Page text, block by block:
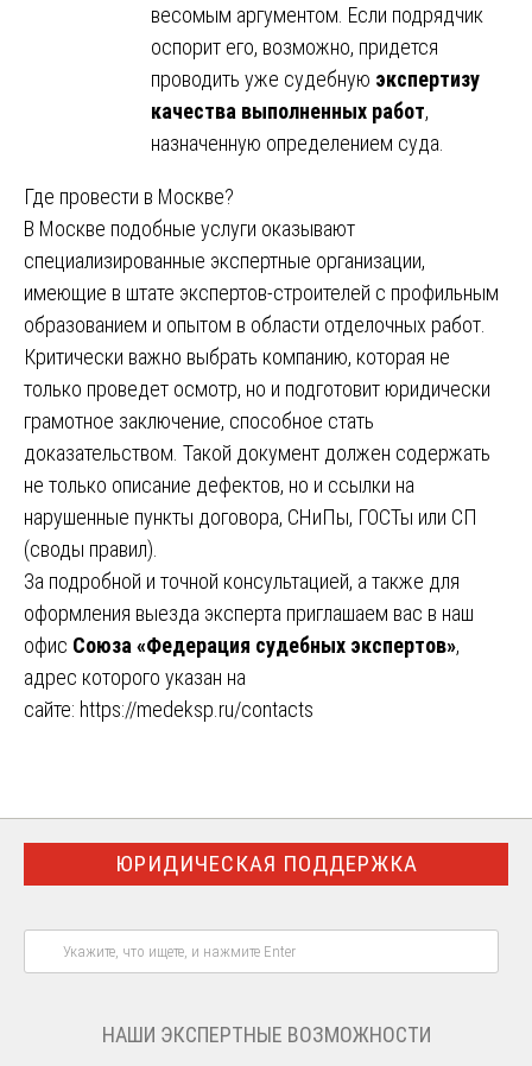
весомым аргументом. Если подрядчик
оспорит его, возможно, придется
проводить уже судебную экспертизу
качества выполненных работ,
назначенную определением суда.
Где провести в Москве?
В Москве подобные услуги оказывают
специализированные экспертные организации,
имеющие в штате экспертов-строителей с профильным
образованием и опытом в области отделочных работ.
Критически важно выбрать компанию, которая не
только проведет осмотр, но и подготовит юридически
грамотное заключение, способное стать
доказательством. Такой документ должен содержать
не только описание дефектов, но и ссылки на
нарушенные пункты договора, СНиПы, ГОСТы или СП
(своды правил).
За подробной и точной консультацией, а также для
оформления выезда эксперта приглашаем вас в наш
офис Союза «Федерация судебных экспертов»,
адрес которого указан на
сайте: https://medeksp.ru/contacts
ЮРИДИЧЕСКАЯ ПОДДЕРЖКА
НАШИ ЭКСПЕРТНЫЕ ВОЗМОЖНОСТИ